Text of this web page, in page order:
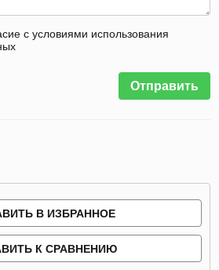
с условиями использования
Отправить
В ИЗБРАННОЕ
К СРАВНЕНИЮ